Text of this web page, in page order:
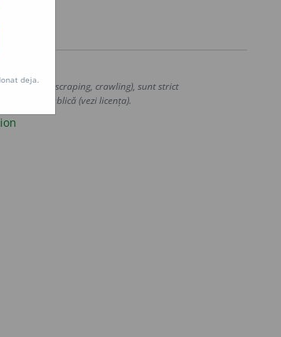
(web scraping, crawling), sunt strict
utilizare publică (vezi licența).
deja.